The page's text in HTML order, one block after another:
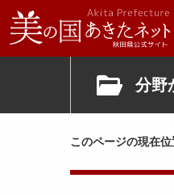
分野
このページの現在位